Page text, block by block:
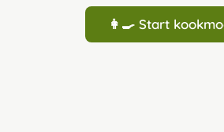
👩‍🍳 Start